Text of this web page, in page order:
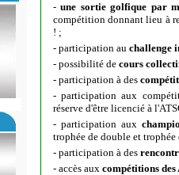
-une sortie golfique par
compétition donnant lieu à
! ;
- participation au challenge
- possibilité de cours
- participation à des
- participation aux
réserve d'être licencié à
- participation aux
trophée de double et trophée
- participation à des
- accès aux compétitions